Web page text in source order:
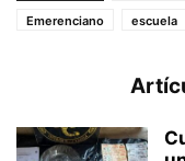
Emerenciano
escuela